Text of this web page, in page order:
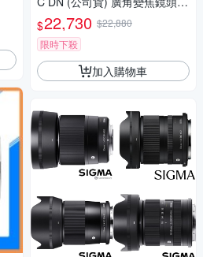
PS-C
$22,730 $22,880
限時下殺
加入購物車